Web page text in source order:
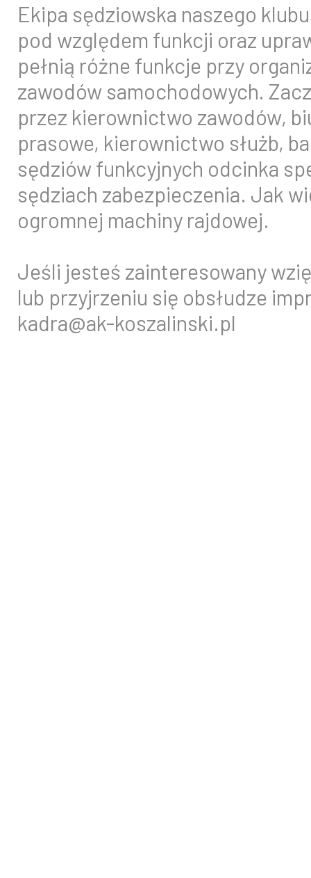
Ekipa sędziowska naszego
pod względem funkcji oraz
pełnią różne funkcje przy
zawodów samochodowych.
przez kierownictwo zawodów,
prasowe, kierownictwo służb,
sędziów funkcyjnych odcinka
sędziach zabezpieczenia. Jak
ogromnej machiny rajdowej.
Jeśli jesteś zainteresowany
lub przyjrzeniu się obsłudze
kadra@ak-koszalinski.pl